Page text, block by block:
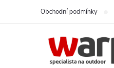
Obchodní podmínky